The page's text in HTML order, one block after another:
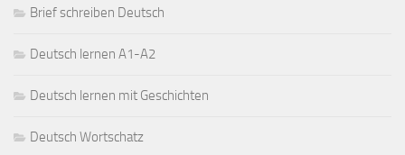
Brief schreiben Deutsch
Deutsch lernen A1-A2
Deutsch lernen mit Geschichten
Deutsch Wortschatz